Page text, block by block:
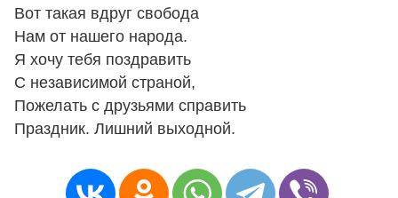
Вот такая вдруг свобода
Нам от нашего народа.
Я хочу тебя поздравить
С независимой страной,
Пожелать с друзьями справить
Праздник. Лишний выходной.